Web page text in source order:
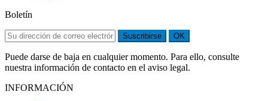
Boletín
Suscribirse OK
Puede darse de baja en cualquier momento. Para ello, consulte
nuestra información de contacto en el aviso legal.
INFORMACIÓN